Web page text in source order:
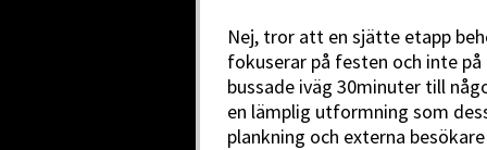
Nej, tror att en sjätte etapp
fokuserar på festen och inte
bussade iväg 30minuter till
en lämplig utformning som
plankning och externa